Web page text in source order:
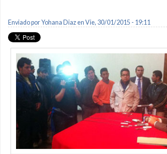
Enviado porYohana Diazen Vie, 30/01/2015 - 19:11